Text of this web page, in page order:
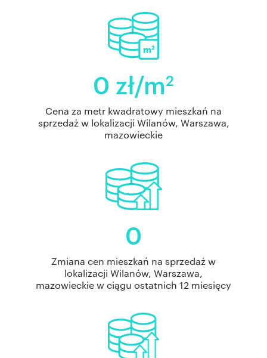
0 zł/m2
Cena za metr kwadratowy mieszkań na
sprzedaż w lokalizacji Wilanów, Warszawa,
mazowieckie
0
Zmiana cen mieszkań na sprzedaż w
lokalizacji Wilanów, Warszawa,
mazowieckie w ciągu ostatnich 12 miesięcy